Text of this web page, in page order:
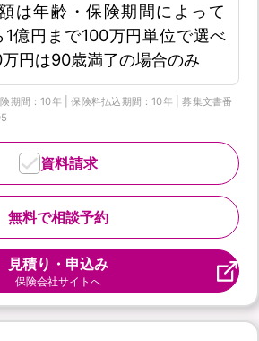
は年齢・保険期間によって
1億円まで100万円単位で選べ
万円は90歳満了の場合のみ
期間：10年 | 保険料払込期間：10年 | 募集文書番
無料で相談予約
資料請求
見積り・申込み
保険会社サイトへ